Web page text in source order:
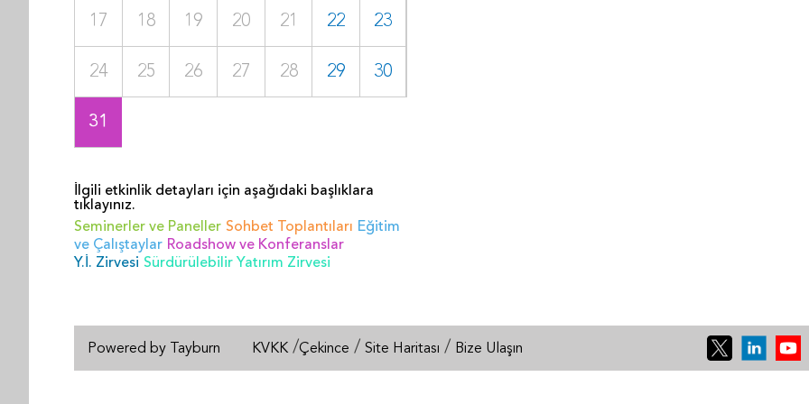
17 18 19 20 21 22 23
24 25 26 27 28 29 30
31
İlgili etkinlik detayları için aşağıdaki başlıklara
tıklayınız.
Seminerler ve Paneller Sohbet Toplantıları Eğitim
ve Çalıştaylar Roadshow ve Konferanslar
Y.İ. Zirvesi Sürdürülebilir Yatırım Zirvesi
Powered by Tayburn KVKK /Çekince / Site Haritası / Bize Ulaşın